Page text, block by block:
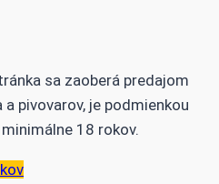
sa zaoberá predajom
a pivovarov, je podmienkou
18 rokov.